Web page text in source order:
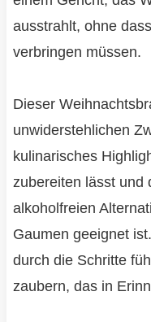
ausstrahlt, ohne
verbringen müssen.
Dieser
unwiderstehlichen
kulinarisches
zubereiten lässt und
alkoholfreien
Gaumen geeignet
durch die Schritte
zaubern, das in